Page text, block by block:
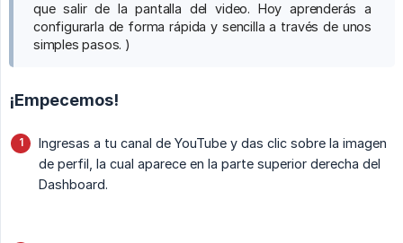
que salir de la pantalla del video. Hoy aprenderás a
configurarla de forma rápida y sencilla a través de unos
simples pasos. )
¡Empecemos!
Ingresas a tu canal de YouTube y das clic sobre la imagen
de perfil, la cual aparece en la parte superior derecha del
Dashboard.